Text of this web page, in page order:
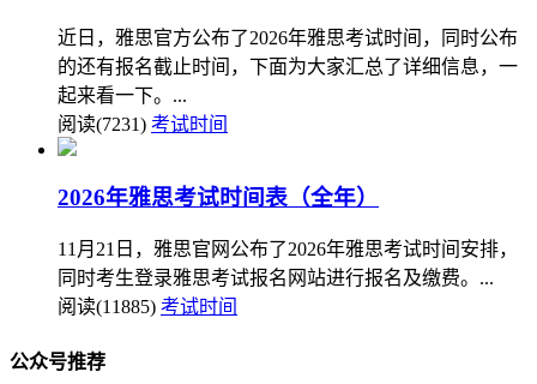
近日，雅思官方公布了2026年雅思考试时间，同时公布
的还有报名截止时间，下面为大家汇总了详细信息，一
起来看一下。...
阅读(7231) 考试时间
2026年雅思考试时间表（全年）
11月21日，雅思官网公布了2026年雅思考试时间安排，
同时考生登录雅思考试报名网站进行报名及缴费。...
阅读(11885) 考试时间
公众号推荐